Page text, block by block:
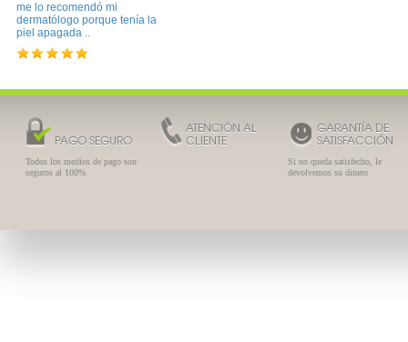
me lo recomendó mi
dermatólogo porque tenía la
piel apagada ..
PAGO SEGURO
Todos los medios de pago son
seguros al 100%
ATENCIÓN AL
CLIENTE
GARANTÍA DE
SATISFACCIÓN
Si no queda satisfecho, le
devolvemos su dinero